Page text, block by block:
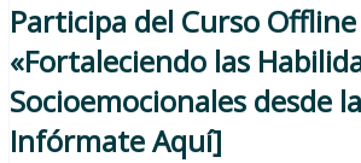
Participa del Curso Offline
«Fortaleciendo las
Socioemocionales desde
Infórmate Aquí]